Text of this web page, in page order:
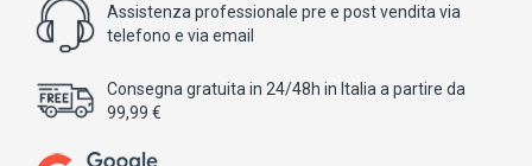
Assistenza professionale pre e post vendita via
telefono e via email
Consegna gratuita in 24/48h in Italia a partire da
99,99 €